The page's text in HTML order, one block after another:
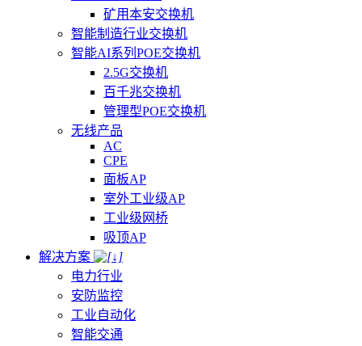
矿用本安交换机
智能制造行业交换机
智能AI系列POE交换机
2.5G交换机
百千兆交换机
管理型POE交换机
无线产品
AC
CPE
面板AP
室外工业级AP
工业级网桥
吸顶AP
解决方案
电力行业
安防监控
工业自动化
智能交通